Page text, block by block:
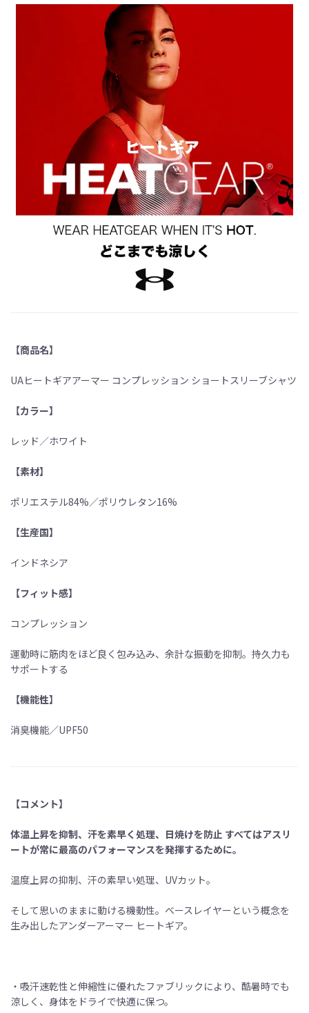
【商品名】
UAヒートギアアーマー コンプレッション ショートスリーブシャツ
【カラー】
レッド／ホワイト
【素材】
ポリエステル84%／ポリウレタン16%
【生産国】
インドネシア
【フィット感】
コンプレッション
運動時に筋肉をほど良く包み込み、余計な振動を抑制。持久力も
サポートする
【機能性】
消臭機能／UPF50
【コメント】
体温上昇を抑制、汗を素早く処理、日焼けを防止 すべてはアスリ
ートが常に最高のパフォーマンスを発揮するために。
温度上昇の抑制、汗の素早い処理、UVカット。
そして思いのままに動ける機動性。ベースレイヤーという概念を
生み出したアンダーアーマー ヒートギア。
・吸汗速乾性と伸縮性に優れたファブリックにより、酷暑時でも
涼しく、身体をドライで快適に保つ。